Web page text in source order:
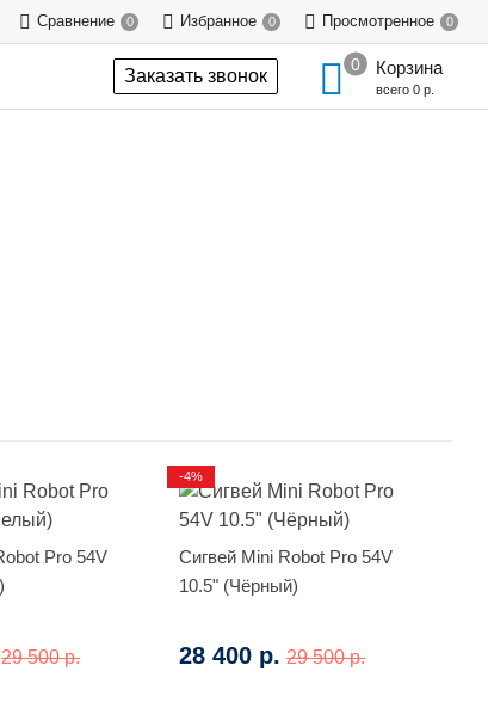
Сравнение 0 Избранное 0 Просмотренное 0
Заказать звонок Корзина
всего 0 р.
Pro 54V
29 500 р.
Сигвей Mini Robot Pro 54V
10.5" (Чёрный)
28 400 р. 29 500 р.
-4%